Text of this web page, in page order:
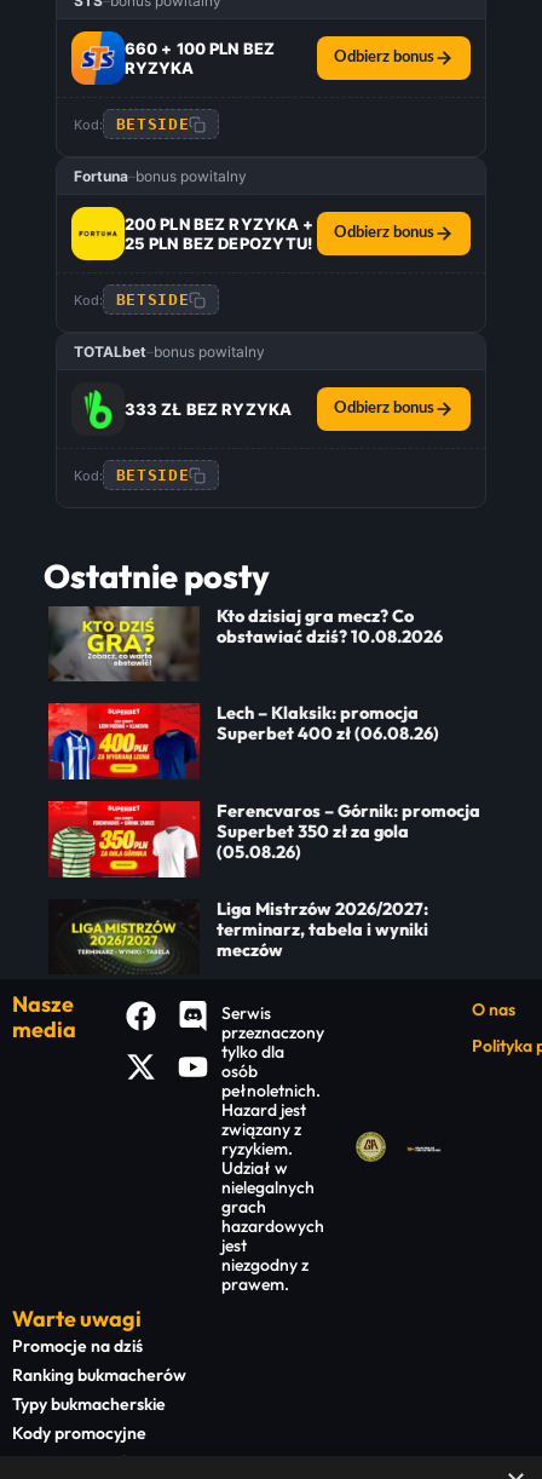
660 + 100 PLN BEZ
RYZYKA
Odbierz bonus
Kod: BETSIDE
Fortuna–bonus powitalny
200 PLN BEZ RYZYKA +
25 PLN BEZ DEPOZYTU!
Odbierz bonus
Kod: BETSIDE
TOTALbet–bonus powitalny
333 ZŁ BEZ RYZYKA Odbierz bonus
Kod: BETSIDE
Ostatnie posty
Kto dzisiaj gra mecz? Co
obstawiać dziś? 10.08.2026
Lech – Klaksik: promocja
Superbet 400 zł (06.08.26)
Ferencvaros – Górnik: promocja
Superbet 350 zł za gola
(05.08.26)
Liga Mistrzów 2026/2027:
terminarz, tabela i wyniki
meczów
Nasze
media
Serwis
przeznaczony
tylko dla
osób
pełnoletnich.
Hazard jest
związany z
ryzykiem.
Udział w
nielegalnych
grach
hazardowych
jest
niezgodny z
prawem.
O nas
Polityka
Warte uwagi
Promocje na dziś
Ranking bukmacherów
Typy bukmacherskie
Kody promocyjne
Bonusy powitalne